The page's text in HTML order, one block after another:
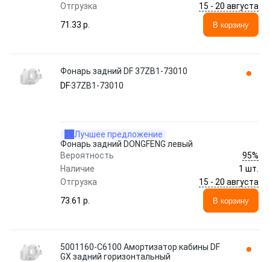
Отгрузка
15 - 20 августа
71.33 p.
В корзину
Фонарь задний DF 37ZB1-73010
DF37ZB1-73010
Лучшее предложение
Фонарь задний DONGFENG левый
Вероятность
95%
Наличие
1 шт.
Отгрузка
15 - 20 августа
73.61 p.
В корзину
5001160-C6100 Амортизатор кабины DF
GX задний горизонтальный